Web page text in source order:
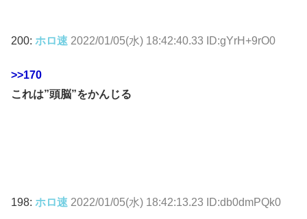
200: ホロ速 2022/01/05(水) 18:42:40.33 ID:gYrH+9rO0
>>170
これは”頭脳”をかんじる
198: ホロ速 2022/01/05(水) 18:42:13.23 ID:db0dmPQk0